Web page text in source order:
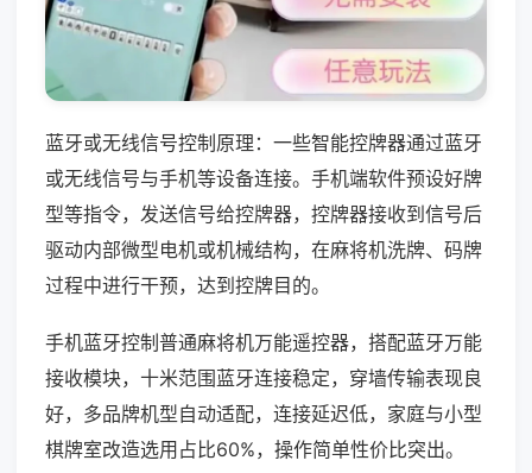
蓝牙或无线信号控制原理：一些智能控牌器通过蓝牙
或无线信号与手机等设备连接。手机端软件预设好牌
型等指令，发送信号给控牌器，控牌器接收到信号后
驱动内部微型电机或机械结构，在麻将机洗牌、码牌
过程中进行干预，达到控牌目的。
手机蓝牙控制普通麻将机万能遥控器，搭配蓝牙万能
接收模块，十米范围蓝牙连接稳定，穿墙传输表现良
好，多品牌机型自动适配，连接延迟低，家庭与小型
棋牌室改造选用占比60%，操作简单性价比突出。